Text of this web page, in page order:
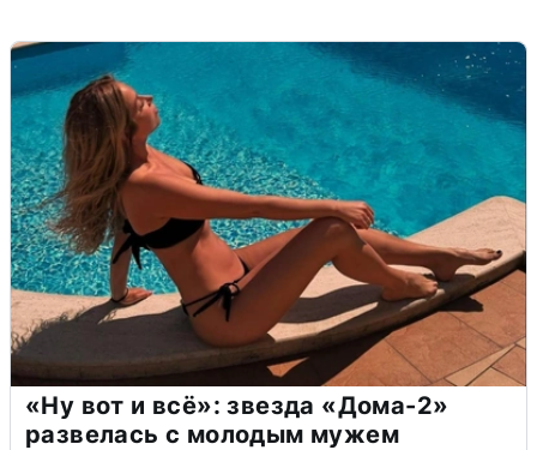
«Ну вот и всё»: звезда «Дома-2»
развелась с молодым мужем